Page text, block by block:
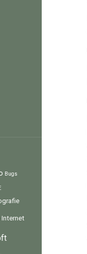
Bugs
Internet